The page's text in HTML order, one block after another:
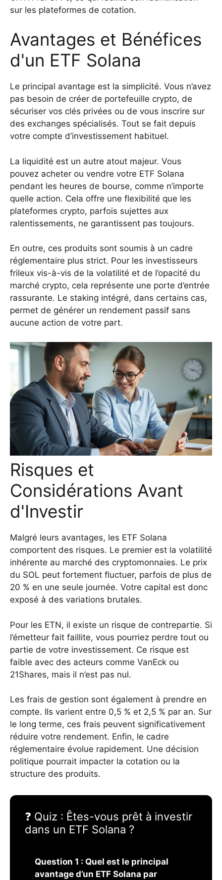
sur les plateformes de cotation.
Avantages et Bénéfices
d'un ETF Solana
Le principal avantage est la simplicité. Vous n’avez
pas besoin de créer de portefeuille crypto, de
sécuriser vos clés privées ou de vous inscrire sur
des exchanges spécialisés. Tout se fait depuis
votre compte d’investissement habituel.
La liquidité est un autre atout majeur. Vous
pouvez acheter ou vendre votre ETF Solana
pendant les heures de bourse, comme n’importe
quelle action. Cela offre une flexibilité que les
plateformes crypto, parfois sujettes aux
ralentissements, ne garantissent pas toujours.
En outre, ces produits sont soumis à un cadre
réglementaire plus strict. Pour les investisseurs
frileux vis-à-vis de la volatilité et de l’opacité du
marché crypto, cela représente une porte d’entrée
rassurante. Le staking intégré, dans certains cas,
permet de générer un rendement passif sans
aucune action de votre part.
Risques et
Considérations Avant
d'Investir
Malgré leurs avantages, les ETF Solana
comportent des risques. Le premier est la volatilité
inhérente au marché des cryptomonnaies. Le prix
du SOL peut fortement fluctuer, parfois de plus de
20 % en une seule journée. Votre capital est donc
exposé à des variations brutales.
Pour les ETN, il existe un risque de contrepartie. Si
l’émetteur fait faillite, vous pourriez perdre tout ou
partie de votre investissement. Ce risque est
faible avec des acteurs comme VanEck ou
21Shares, mais il n’est pas nul.
Les frais de gestion sont également à prendre en
compte. Ils varient entre 0,5 % et 2,5 % par an. Sur
le long terme, ces frais peuvent significativement
réduire votre rendement. Enfin, le cadre
réglementaire évolue rapidement. Une décision
politique pourrait impacter la cotation ou la
structure des produits.
❓ Quiz : Êtes-vous prêt à investir
dans un ETF Solana ?
Question 1 : Quel est le principal
avantage d’un ETF Solana par